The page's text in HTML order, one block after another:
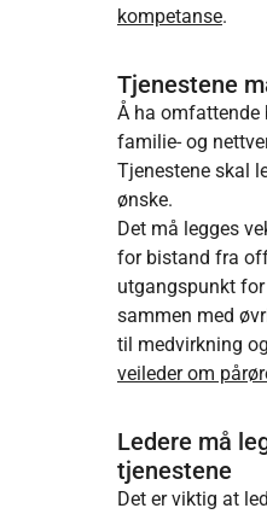
kompetanse.
Tjenestene
Å ha omfattende
familie- og
Tjenestene skal
ønske.
Det må legges
for bistand fra
utgangspunkt
sammen med
til medvirkning
veileder om
Ledere må
tjenestene
Det er viktig at